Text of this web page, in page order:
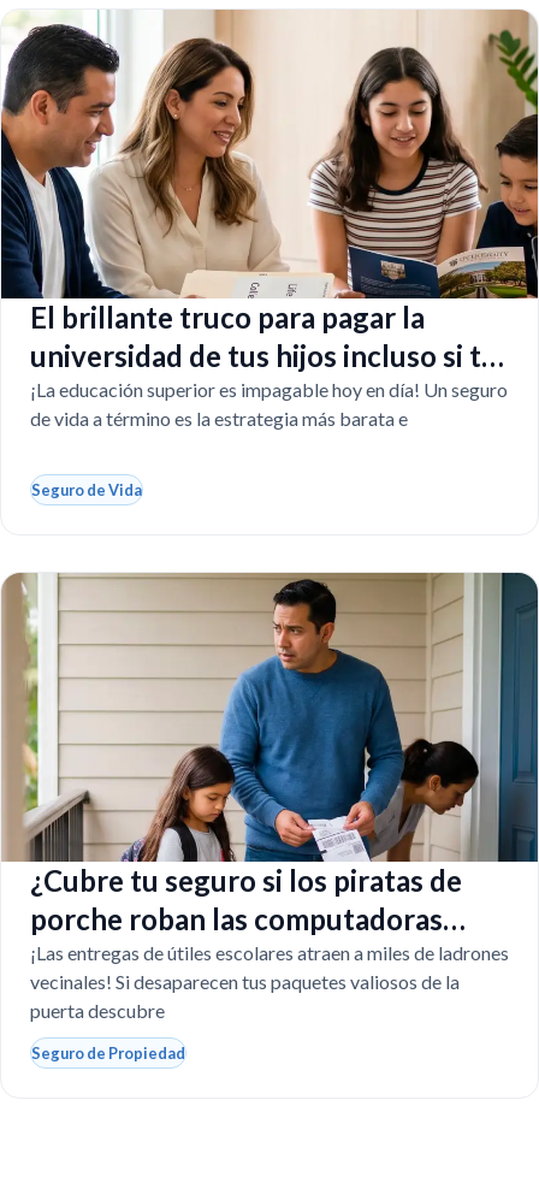
El brillante truco para pagar la
universidad de tus hijos incluso si tú
faltas
¡La educación superior es impagable hoy en día! Un seguro
de vida a término es la estrategia más barata e
Seguro de Vida
¿Cubre tu seguro si los piratas de
porche roban las computadoras
escolares?
¡Las entregas de útiles escolares atraen a miles de ladrones
vecinales! Si desaparecen tus paquetes valiosos de la
puerta descubre
Seguro de Propiedad